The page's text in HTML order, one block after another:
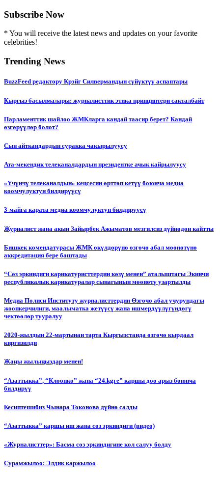
Subscribe Now
* You will receive the latest news and updates on your favorite
celebrities!
Trending News
BuzzFeed редактору Крэйг Силвермандын сүйүктүү аспаптары
Кыргыз басылмалары: журналисттик этика принциптери сакталбайт
Парламенттик шайлоо ЖМКларга кандай таасир берет? Кандай
өзгөрүүлөр болот?
Сын айткандардын суракка чакырылуусу
Ата-мекендик телеканалдардын президентке ачык кайрылуусу
«Үчүнчү телеканалдын» кеңсесин өрттөп кетүү боюнча медиа
коомчулуктун билдирүүсү
3-майга карата медиа коомчулуктун билдирүүсү
Журналист жана акын Зайырбек Ажыматов мезгилсиз дүйнөдөн кайтты
Бишкек комендатурасы ЖМК өкүлдөрүнө өзгөчө абал мөөнөтүнө
аккредитация бере баштады
“Сөз эркиндиги карикатуристтердин көзү менен” аталыштагы Экинчи
республикалык карикатуралар сынагынын мөөнөтү узартылды
Медиа Полиси Институту журналисттердин Өзгөчө абал учурундагы
жоопкерчилиги, маалыматка жетүүсү жана ишмердүүлүгүндөгү
чектөөлөр тууралуу
2020-жылдын 22-мартынан тарта Кыргызстанда өзгөчө кырдаал
киргизилди
Жаңы жылыңыздар менен!
“Азаттыкка”, “Клоопко” жана “24.kgге” каршы доо арыз боюнча
билдирүү
Кесиптешибиз Чынара Токонова дүйнө салды
“Азаттыкка” каршы иш жана сөз эркиндиги (видео)
«Журналисттер»: Басма сөз эркиндигине кол салуу болду
Сурамжылоо: Элдик каржылоо